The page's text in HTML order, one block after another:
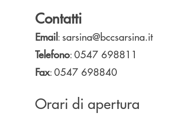
Contatti
Email: sarsina@bccsarsina.it
Telefono: 0547 698811
Fax: 0547 698840
Orari di apertura